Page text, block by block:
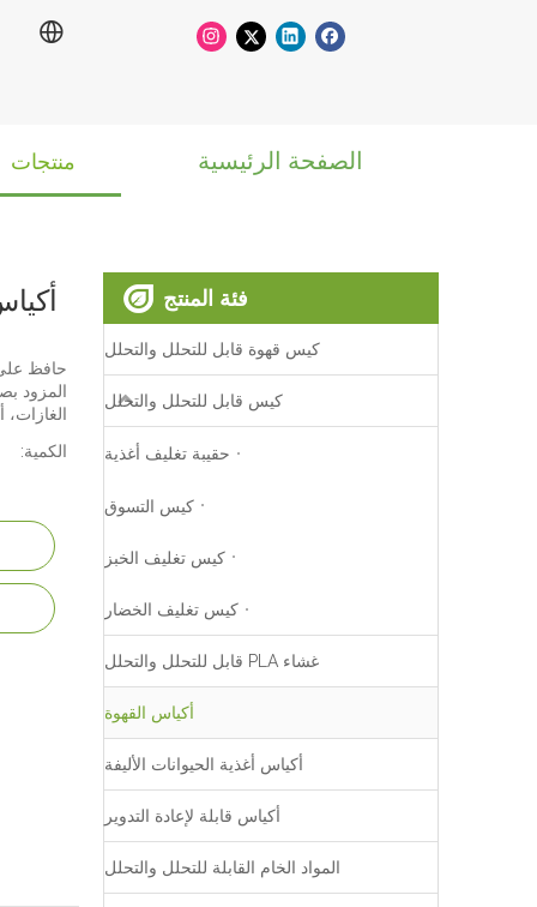
الصفحة الرئيسية منتجات
حافظ
المزود
الغازات،
الكمية:
فئة المنتج
كيس قهوة قابل للتحلل والتحلل
كيس قابل للتحلل والتحلل
حقيبة تغليف أغذية
كيس التسوق
كيس تغليف الخبز
كيس تغليف الخضار
غشاء PLA قابل للتحلل والتحلل
أكياس القهوة
أكياس أغذية الحيوانات الأليفة
أكياس قابلة لإعادة التدوير
المواد الخام القابلة للتحلل والتحلل